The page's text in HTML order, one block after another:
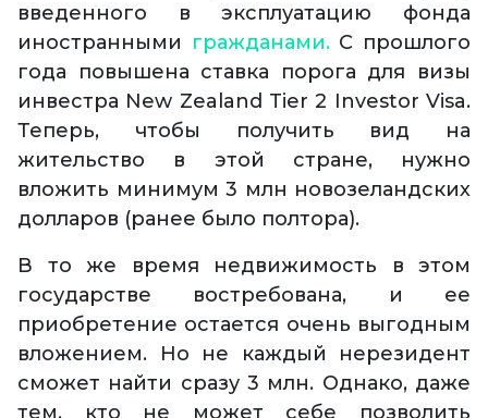
введенного в эксплуатацию фонда
иностранными гражданами.С прошлого
года повышена ставка порога для визы
инвестра New Zealand Tier 2 Investor Visa.
Теперь, чтобы получить вид на
жительство в этой стране, нужно
вложить минимум 3 млн новозеландских
долларов (ранее было полтора).
В то же время недвижимость в этом
государстве востребована, и ее
приобретение остается очень выгодным
вложением. Но не каждый нерезидент
сможет найти сразу 3 млн. Однако, даже
тем, кто не может себе позволить